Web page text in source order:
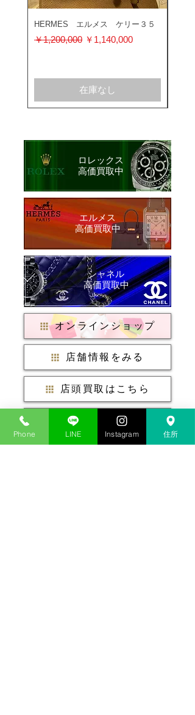
HERMES エルメス ケリー３５
通常価格
￥1,200,000 セール価格
￥1,140,000
在庫なし
ロレックス
​高価買取中
​エルメス
​高価買取中
シャネル
​高価買取中
オンラインショップ
店舗情報をみる
店頭買取はこちら
出張買取について
Phone LINE Instagram 住所